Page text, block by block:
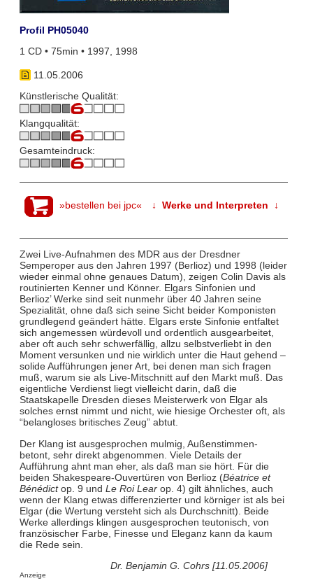
Profil PH05040
1 CD • 75min • 1997, 1998
11.05.2006
Künstlerische Qualität:
Klangqualität:
Gesamteindruck:
»bestellen bei jpc« ↓ Werke und Interpreten ↓
Zwei Live-Aufnahmen des MDR aus der Dresdner
Semperoper aus den Jahren 1997 (Berlioz) und 1998 (leider
wieder einmal ohne genaues Datum), zeigen Colin Davis als
routinierten Kenner und Könner. Elgars Sinfonien und
Berlioz’ Werke sind seit nunmehr über 40 Jahren seine
Spezialität, ohne daß sich seine Sicht beider Komponisten
grundlegend geändert hätte. Elgars erste Sinfonie entfaltet
sich angemessen würdevoll und ordentlich ausgearbeitet,
aber oft auch sehr schwerfällig, allzu selbstverliebt in den
Moment versunken und nie wirklich unter die Haut gehend –
solide Aufführungen jener Art, bei denen man sich fragen
muß, warum sie als Live-Mitschnitt auf den Markt muß. Das
eigentliche Verdienst liegt vielleicht darin, daß die
Staatskapelle Dresden dieses Meisterwerk von Elgar als
solches ernst nimmt und nicht, wie hiesige Orchester oft, als
“belangloses britisches Zeug” abtut.
Der Klang ist ausgesprochen mulmig, Außenstimmen-
betont, sehr direkt abgenommen. Viele Details der
Aufführung ahnt man eher, als daß man sie hört. Für die
beiden Shakespeare-Ouvertüren von Berlioz (Béatrice et
Bénédictop. 9 und Le Roi Learop. 4) gilt ähnliches, auch
wenn der Klang etwas differenzierter und körniger ist als bei
Elgar (die Wertung versteht sich als Durchschnitt). Beide
Werke allerdings klingen ausgesprochen teutonisch, von
französischer Farbe, Finesse und Eleganz kann da kaum
die Rede sein.
Dr. Benjamin G. Cohrs [11.05.2006]
Anzeige